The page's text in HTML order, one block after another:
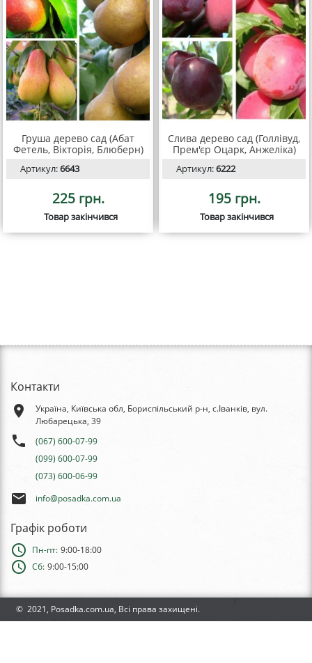
Груша дерево сад (Абат
Фетель, Вікторія, Блюберн)
Артикул:6643
225 грн.
Товар закінчився
Слива дерево сад (Голлівуд,
Прем'єр Оцарк, Анжеліка)
Артикул:6222
195 грн.
Товар закінчився
Контакти
place
Україна, Київська обл, Бориспільський р-н, с.Іванків, вул.
Любарецька, 39
phone
(067) 600-07-99
(099) 600-07-99
(073) 600-06-99
email info@posadka.com.ua
Графік роботи
schedule Пн-пт: 9:00-18:00
schedule Сб: 9:00-15:00
© 2021, Posadka.com.ua, Всі права захищені.